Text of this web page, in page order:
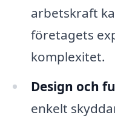
arbetskraft
företagets
komplexitet.
Design och
enkelt